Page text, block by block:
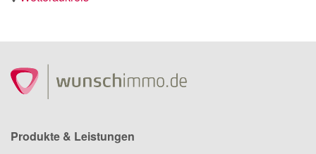
Produkte & Leistungen